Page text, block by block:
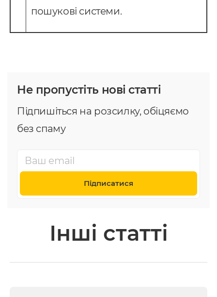
пошукові системи.
Не пропустіть нові статті
Підпишіться на розсилку, обіцяємо
без спаму
Підписатися
Інші статті